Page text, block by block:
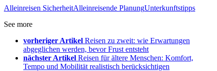
Alleinreisen SicherheitAlleinreisende PlanungUnterkunftstipps
See more
vorheriger Artikel Reisen zu zweit: wie Erwartungen
abgeglichen werden, bevor Frust entsteht
nächster Artikel Reisen für ältere Menschen: Komfort,
Tempo und Mobilität realistisch berücksichtigen